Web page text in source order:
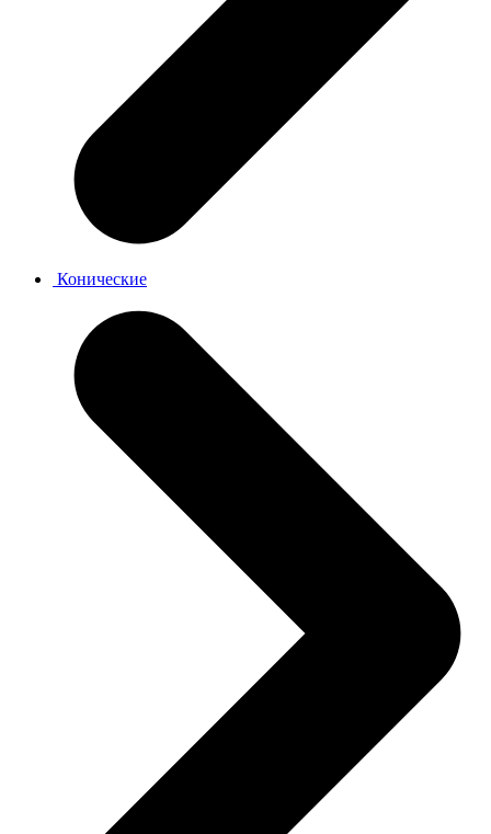
Конические